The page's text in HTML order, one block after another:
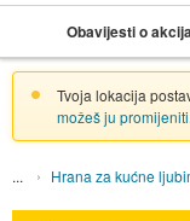
Obavijesti o
Tvoja lokacija
možeš ju promijeniti
Hrana za kućne